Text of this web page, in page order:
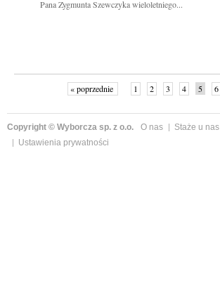
Pana Zygmunta Szewczyka wieloletniego...
« poprzednie 1 2 3 4 5 6
Copyright © Wyborcza sp. z o.o. O nas Staże u nas
Ustawienia prywatności